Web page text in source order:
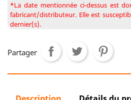
*La date mentionnée ci-dessus est
fabricant/distributeur. Elle est
dernier(s).
Partager